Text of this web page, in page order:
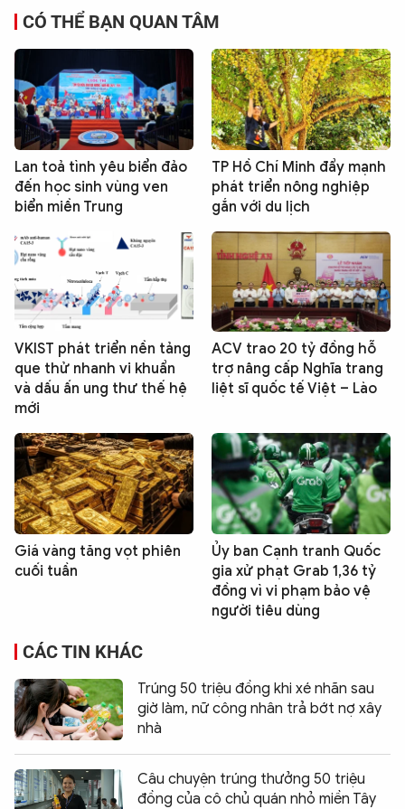
CÓ THỂ BẠN QUAN TÂM
Lan toả tình yêu biển đảo
đến học sinh vùng ven
biển miền Trung
TP Hồ Chí Minh đẩy mạnh
phát triển nông nghiệp
gắn với du lịch
VKIST phát triển nền tảng
que thử nhanh vi khuẩn
và dấu ấn ung thư thế hệ
mới
ACV trao 20 tỷ đồng hỗ
trợ nâng cấp Nghĩa trang
liệt sĩ quốc tế Việt – Lào
Giá vàng tăng vọt phiên
cuối tuần
Ủy ban Cạnh tranh Quốc
gia xử phạt Grab 1,36 tỷ
đồng vì vi phạm bảo vệ
người tiêu dùng
CÁC TIN KHÁC
Trúng 50 triệu đồng khi xé nhãn sau
giờ làm, nữ công nhân trả bớt nợ xây
nhà
Câu chuyện trúng thưởng 50 triệu
đồng của cô chủ quán nhỏ miền Tây